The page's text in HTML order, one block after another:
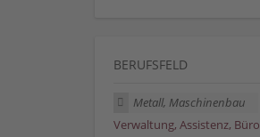
BERUFSFELD
Metall, Maschinenbau
Verwaltung, Assistenz, Büro